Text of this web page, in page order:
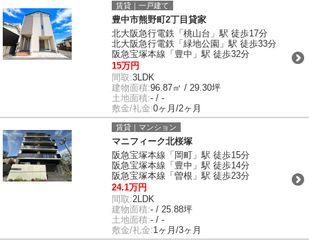
賃貸｜一戸建て
豊中市熊野町2丁目貸家
北大阪急行電鉄「桃山台」駅 徒歩17分
北大阪急行電鉄「緑地公園」駅 徒歩33分
阪急宝塚本線「豊中」駅 徒歩32分
15万円
間取:3LDK
建物面積:96.87㎡ / 29.30坪
土地面積:- / -
敷金/礼金:0ヶ月/2ヶ月
賃貸｜マンション
マニフィーク北桜塚
阪急宝塚本線「岡町」駅 徒歩15分
阪急宝塚本線「豊中」駅 徒歩14分
阪急宝塚本線「曽根」駅 徒歩23分
24.1万円
間取:2LDK
建物面積:- / 25.88坪
土地面積:- / -
敷金/礼金:1ヶ月/3ヶ月